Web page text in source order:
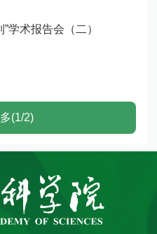
学术报告会（二）
(1/2)